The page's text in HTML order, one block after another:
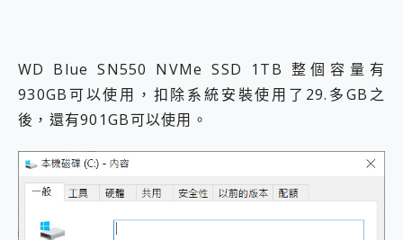
WD Blue SN550 NVMe SSD 1TB 整個容量有
930GB可以使用，扣除系統安裝使用了29.多GB之
後，還有901GB可以使用。